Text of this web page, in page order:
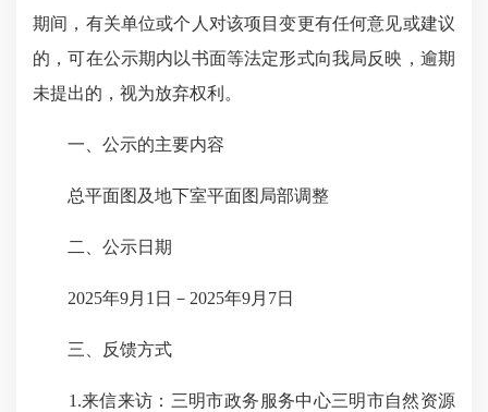
期间，有关单位或个人对该项目变更有任何意见或建议
的，可在公示期内以书面等法定形式向我局反映，逾期
未提出的，视为放弃权利。
一、公示的主要内容
总平面图及地下室平面图局部调整
二、公示日期
2025年9月1日－2025年9月7日
三、反馈方式
1.来信来访：三明市政务服务中心三明市自然资源